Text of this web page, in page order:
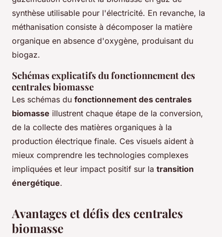
synthèse utilisable pour l'électricité. En revanche, la
méthanisation consiste à décomposer la matière
organique en absence d'oxygène, produisant du
biogaz.
Schémas explicatifs du fonctionnement des
centrales biomasse
Les schémas du fonctionnement des centrales
biomasse illustrent chaque étape de la conversion,
de la collecte des matières organiques à la
production électrique finale. Ces visuels aident à
mieux comprendre les technologies complexes
impliquées et leur impact positif sur la transition
énergétique.
Avantages et défis des centrales
biomasse